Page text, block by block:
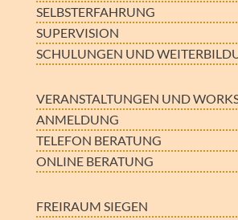
SELBSTERFAHRUNG
SUPERVISION
SCHULUNGEN UND
VERANSTALTUNGEN UND
ANMELDUNG
TELEFON BERATUNG
ONLINE BERATUNG
FREIRAUM SIEGEN